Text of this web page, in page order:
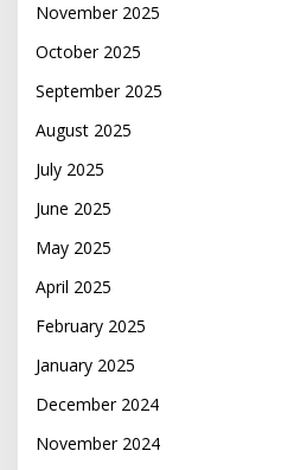
November 2025
October 2025
September 2025
August 2025
July 2025
June 2025
May 2025
April 2025
February 2025
January 2025
December 2024
November 2024